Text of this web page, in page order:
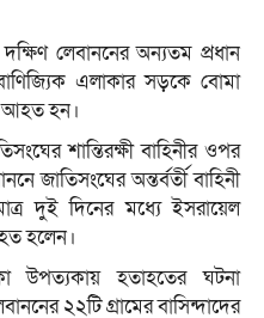
দক্ষিণ লেবাননের অন্যতম প্রধান
এলাকার সড়কে বোমা
আহত হন।
শান্তিরক্ষী বাহিনীর ওপর
জাতিসংঘের অন্তর্বর্তী বাহিনী
দুই দিনের মধ্যে ইসরায়েল
হলেন।
উপত্যকায় হতাহতের ঘটনা
২২টি গ্রামের বাসিন্দাদের